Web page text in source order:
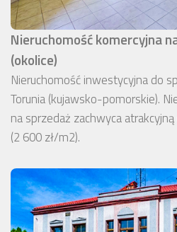
Nieruchomość komercyjna
(okolice)
Nieruchomość inwestycyjna do
Torunia (kujawsko-pomorskie).
na sprzedaż zachwyca
(2 600 zł/m2).